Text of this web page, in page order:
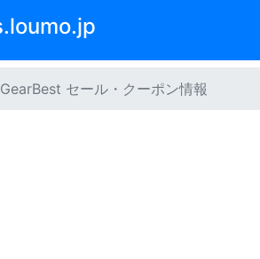
GearBest セール・クーポン情報